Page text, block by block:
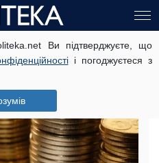
Ви підтверджуєте, що
і погоджуєтеся з
виявилася в
України